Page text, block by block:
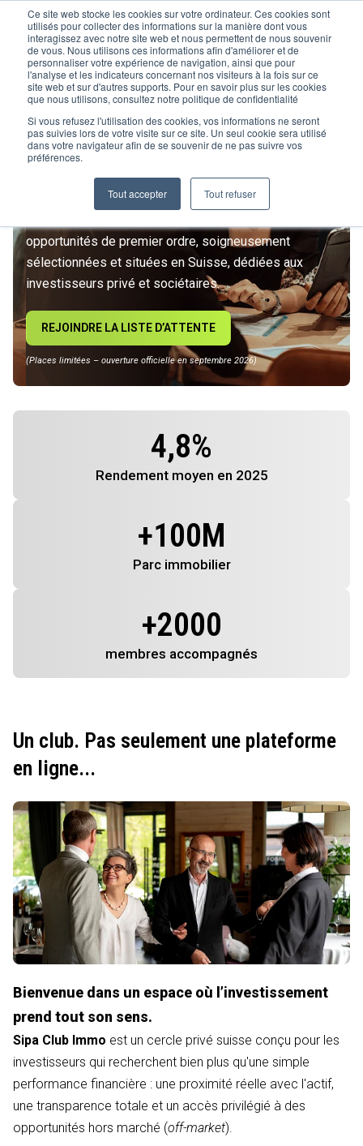
Ce site web stocke les cookies sur votre ordinateur. Ces cookies sont
utilisés pour collecter des informations sur la manière dont vous
interagissez avec notre site web et nous permettent de nous souvenir
de vous. Nous utilisons ces informations afin d'améliorer et de
personnaliser votre expérience de navigation, ainsi que pour
l'analyse et les indicateurs concernant nos visiteurs à la fois sur ce
site web et sur d'autres supports. Pour en savoir plus sur les cookies
que nous utilisons, consultez notre politique de confidentialité
Si vous refusez l'utilisation des cookies, vos informations ne seront
pas suivies lors de votre visite sur ce site. Un seul cookie sera utilisé
dans votre navigateur afin de se souvenir de ne pas suivre vos
préférences.
Tout accepter Tout refuser
L’IMMOBILIER
D’INVESTISSEMENT ENTRE
DANS UNE NOUVELLE ÈRE
Rejoignez le premier club privé d'investissement
opportunités de premier ordre, soigneusement
sélectionnées et situées en Suisse, dédiées aux
investisseurs privé et sociétaires.
REJOINDRE LA LISTE D’ATTENTE
(Places limitées – ouverture officielle en septembre 2026)
4,8%
Rendement moyen en 2025
+100M
Parc immobilier
+2000
membres accompagnés
Un club. Pas seulement une plateforme
en ligne...
Bienvenue dans un espace où l’investissement
prend tout son sens.
Sipa Club Immo est un cercle privé suisse conçu pour les
investisseurs qui recherchent bien plus qu'une simple
performance financière : une proximité réelle avec l'actif,
une transparence totale et un accès privilégié à des
opportunités hors marché (off-market).